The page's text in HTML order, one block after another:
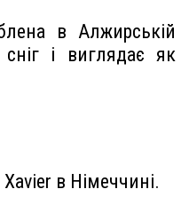
в Алжирській
сніг і виглядає як
в Німеччині.